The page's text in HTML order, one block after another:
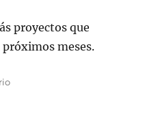
proyectos que
meses.
en